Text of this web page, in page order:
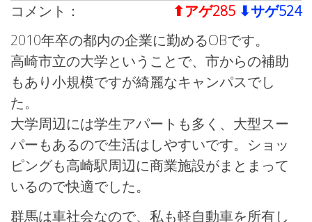
コメント： ⬆︎アゲ285 ⬇︎サゲ524
2010年卒の都内の企業に勤めるOBです。
高崎市立の大学ということで、市からの補助
もあり小規模ですが綺麗なキャンパスでし
た。
大学周辺には学生アパートも多く、大型スー
パーもあるので生活はしやすいです。ショッ
ピングも高崎駅周辺に商業施設がまとまって
いるので快適でした。
群馬は車社会なので、私も軽自動車を所有し